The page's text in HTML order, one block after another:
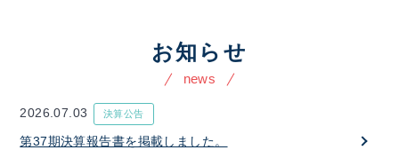
お知らせ
news
2026.07.03 決算公告
第37期決算報告書を掲載しました。